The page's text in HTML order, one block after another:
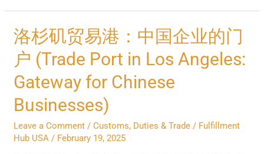
洛杉矶贸易港：中国企业的门
户 (Trade Port in Los Angeles:
Gateway for Chinese
Businesses)
Leave a Comment /Customs, Duties & Trade / Fulfillment
Hub USA/ February 19, 2025
洛
杉
矶
贸
易
港：
国